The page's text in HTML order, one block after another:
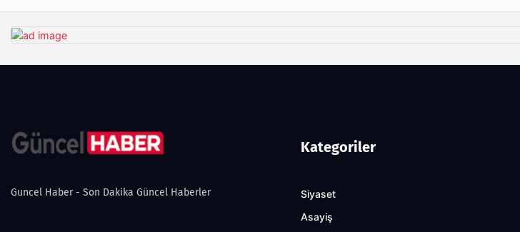
Guncel Haber - Son Dakika Güncel Haberler
Kategoriler
Siyaset
Asayiş